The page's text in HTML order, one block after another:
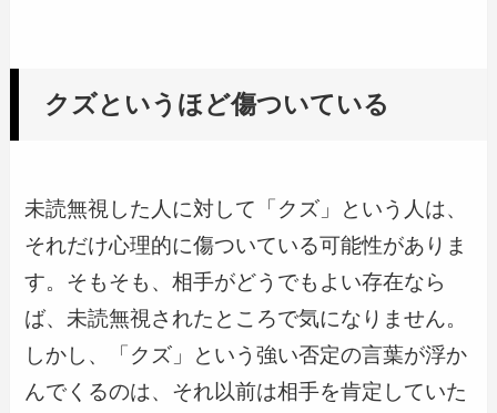
クズというほど傷ついている
未読無視した人に対して「クズ」という人は、
それだけ心理的に傷ついている可能性がありま
す。そもそも、相手がどうでもよい存在なら
ば、未読無視されたところで気になりません。
しかし、「クズ」という強い否定の言葉が浮か
んでくるのは、それ以前は相手を肯定していた